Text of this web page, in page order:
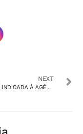
NEXT
BATUCA É INDICADA À AGÊNCIA DO ANO NO SALÃO ARP